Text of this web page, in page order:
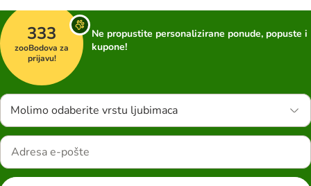
333
zooBodova za
prijavu!
Ne propustite personalizirane ponude, popuste i
kupone!
Molimo odaberite vrstu ljubimaca